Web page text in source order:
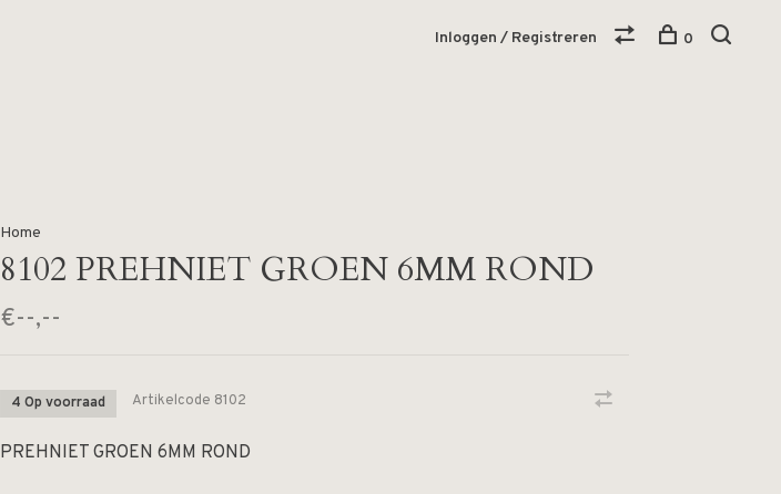
Inloggen / Registreren 0
Home
8102 PREHNIET GROEN 6MM ROND
€--,--
4 Op voorraad Artikelcode 8102
PREHNIET GROEN 6MM ROND